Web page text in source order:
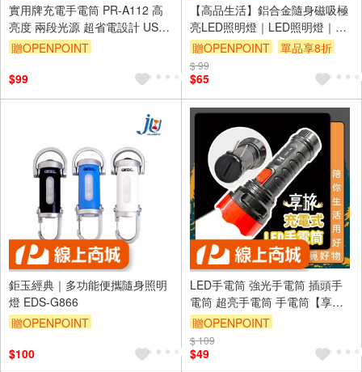
實用牌充電手電筒 PR-A112 高
亮度 兩段光源 超省電設計 USB
充電 體積輕巧使用便利
贈OPENPOINT
（運費不算在 2000 元的範圍
內）
$99
【高品生活】鋁合金隨身磁吸極
亮LED照明燈｜LED照明燈｜鋁
合金｜鑰匙扣燈｜登山扣燈｜手
電筒
贈OPENPOINT 單品享8折
$ 99
$65
鉅玉經典｜多功能便攜隨身照明
燈 EDS-G866
贈OPENPOINT
$100
LED手電筒 強光手電筒 插頭手
電筒 超亮手電筒 手電筒【享
旅】【Ho覓好物】緊急照明 露
營燈 強光手電筒 強光
贈OPENPOINT
$ 109
$49